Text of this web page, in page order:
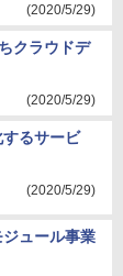
(2020/5/29)
クラウドデ
(2020/5/29)
るサービ
(2020/5/29)
ュール事業